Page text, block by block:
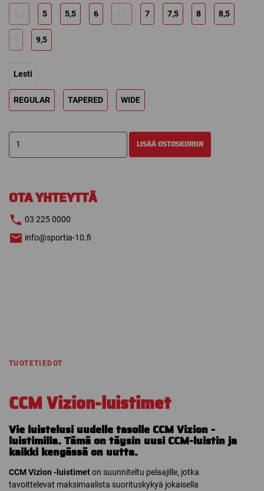
5 5,5 6 7 7,5 8 8,5
9,5
Lesti
REGULAR TAPERED WIDE
CCM
VIZION
LISÄÄ OSTOSKORIIN
OTA YHTEYTTÄ
03 225 0000
info@sportia-10.fi
TUOTETIEDOT
CCM Vizion-luistimet
Vie luistelusi uudelle tasolle CCM Vizion -
luistimilla. Tämä on täysin uusi CCM-luistin ja
kaikki kengässä on uutta.
CCM Vizion -luistimeton suunniteltu pelaajille, jotka
tavoittelevat maksimaalista suorituskykyä jokaisella